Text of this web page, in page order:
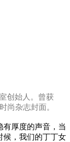
创始人。曾获
尚杂志封面。
厚度的声音，当
候，我们的丁丁女